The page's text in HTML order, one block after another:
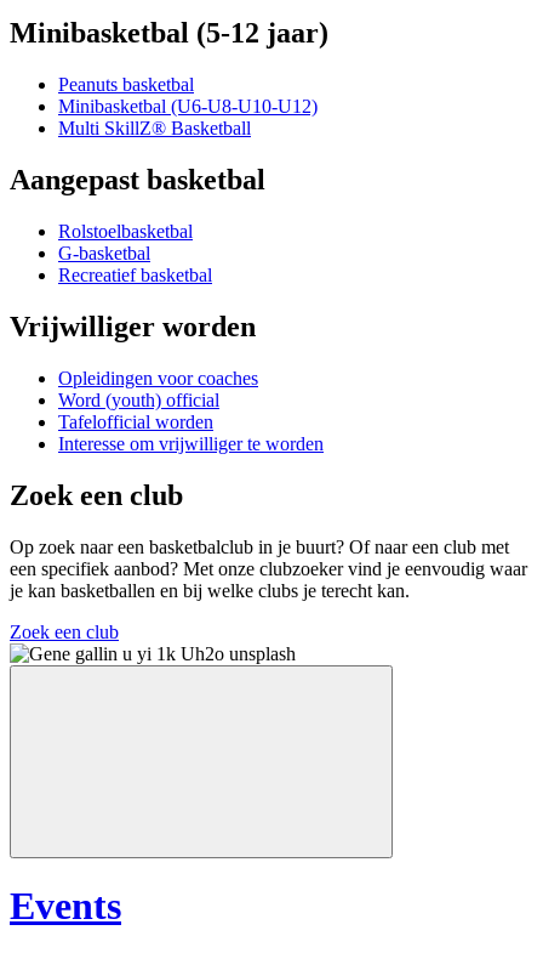
Minibasketbal (5-12 jaar)
Peanuts basketbal
Minibasketbal (U6-U8-U10-U12)
Multi SkillZ® Basketball
Aangepast basketbal
Rolstoelbasketbal
G-basketbal
Recreatief basketbal
Vrijwilliger worden
Opleidingen voor coaches
Word (youth) official
Tafelofficial worden
Interesse om vrijwilliger te worden
Zoek een club
Op zoek naar een basketbalclub in je buurt? Of naar een club met
een specifiek aanbod? Met onze clubzoeker vind je eenvoudig waar
je kan basketballen en bij welke clubs je terecht kan.
Zoek een club
Events